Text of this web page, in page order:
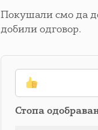
Покушали смо да
добили одговор.
Стопа